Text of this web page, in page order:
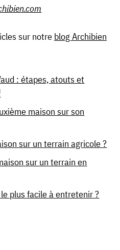
sur notre blog Archibien
: étapes, atouts et
maison sur son
sur un terrain agricole ?
sur un terrain en
plus facile à entretenir ?